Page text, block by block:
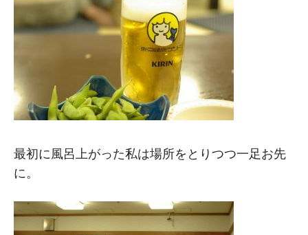
最初に風呂上がった私は場所をとりつつ一足お先
に。